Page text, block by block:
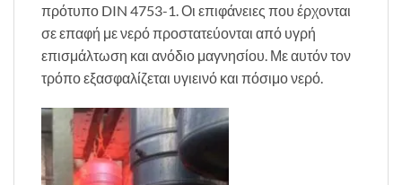
πρότυπο DIN 4753-1. Οι επιφάνειες που έρχονται
σε επαφή με νερό προστατεύονται από υγρή
επισμάλτωση και ανόδιο μαγνησίου. Με αυτόν τον
τρόπο εξασφαλίζεται υγιεινό και πόσιμο νερό.